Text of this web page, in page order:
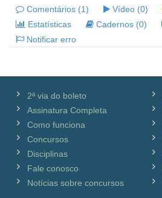
Comentários (1) Vídeo (0)
Estatísticas
Cadernos (0)
Notificar erro
2ª via do boleto
Assinatura Completa
Como funciona
Concursos
Disciplinas
Fale conosco
Notícias sobre concursos